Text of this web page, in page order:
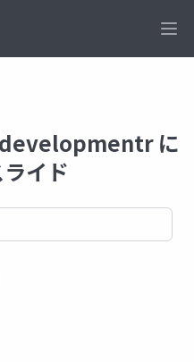
に
イド